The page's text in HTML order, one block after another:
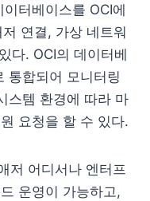
터베이스를 OCI에
연결, 가상 네트워
다. OCI의 데이터베
통합되어 모니터링
스템 환경에 따라 마
요청을 할 수 있다.
저 어디서나 엔터프
운영이 가능하고,